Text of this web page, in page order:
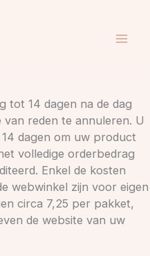
tot 14 dagen na de dag
reden te annuleren. U
dagen om uw product
volledige orderbedrag
Enkel de kosten
webwinkel zijn voor eigen
circa 7,25 per pakket,
de website van uw